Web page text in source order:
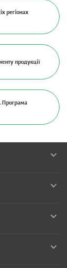
регіонах
продукції
Програма